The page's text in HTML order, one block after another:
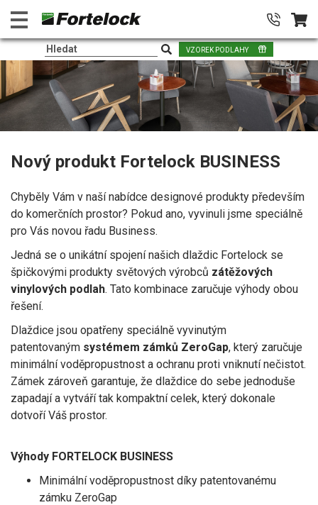
VZOREK PODLAHY
Nový produkt Fortelock BUSINESS
Chyběly Vám v naší nabídce designové produkty především
do komerčních prostor? Pokud ano, vyvinuli jsme speciálně
pro Vás novou řadu Business.
Jedná se o unikátní spojení našich dlaždic Fortelock se
špičkovými produkty světových výrobců zátěžových
vinylových podlah. Tato kombinace zaručuje výhody obou
řešení.
Dlaždice jsou opatřeny speciálně vyvinutým
patentovaným systémem zámků ZeroGap, který zaručuje
minimální voděpropustnost a ochranu proti vniknutí nečistot.
Zámek zároveň garantuje, že dlaždice do sebe jednoduše
zapadají a vytváří tak kompaktní celek, který dokonale
dotvoří Váš prostor.
Výhody FORTELOCK BUSINESS
Minimální voděpropustnost díky patentovanému
zámku ZeroGap